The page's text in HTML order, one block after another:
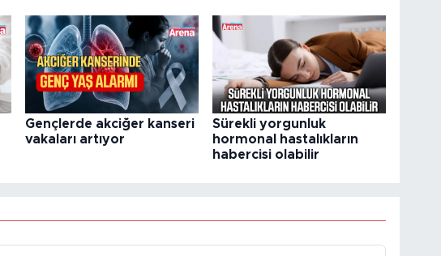
Gençlerde akciğer kanseri
vakaları artıyor
Sürekli yorgunluk
hormonal hastalıkların
habercisi olabilir